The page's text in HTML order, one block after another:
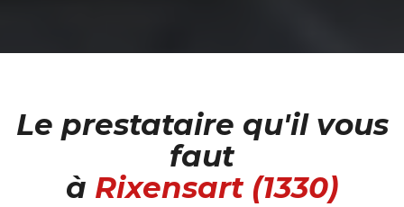
Le prestataire qu'il vous
faut
à Rixensart (1330)